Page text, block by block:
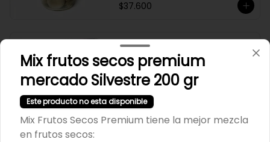
$37.600
Los tilos provoleta 2 und
$7.800
Mix frutos secos premium
mercado Silvestre 200 gr
Este producto no esta disponible
Mix Frutos Secos Premium tiene la mejor mezcla
en frutos secos: